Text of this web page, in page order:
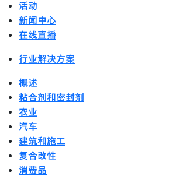
活动
新闻中心
在线直播
行业解决方案
概述
粘合剂和密封剂
农业
汽车
建筑和施工
复合改性
消费品